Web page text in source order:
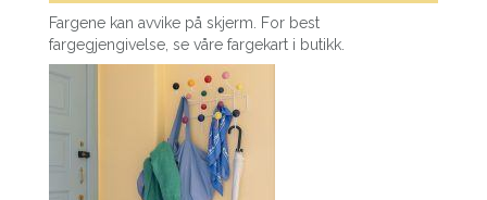
Fargene kan avvike på skjerm. For best
fargegjengivelse, se våre fargekart i butikk.